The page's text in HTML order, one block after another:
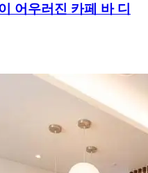
어우러진 카페 바 디